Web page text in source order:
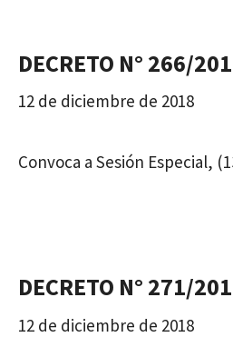
DECRETO N° 266/
12 de diciembre de 2018
Convoca a Sesión Especial,
DECRETO N° 271/
12 de diciembre de 2018